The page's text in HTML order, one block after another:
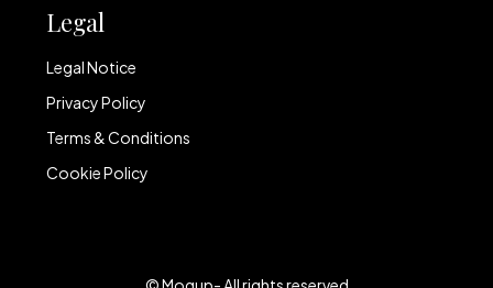
Legal
Legal Notice
Privacy Policy
Terms & Conditions
Cookie Policy